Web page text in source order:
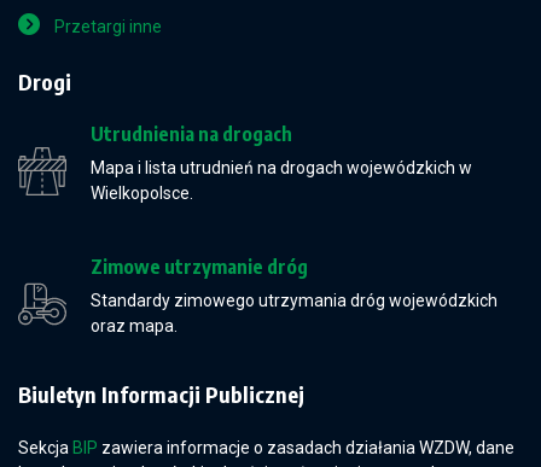
Przetargi inne
Drogi
Utrudnienia na drogach
Mapa i lista utrudnień na drogach wojewódzkich w
Wielkopolsce.
Zimowe utrzymanie dróg
Standardy zimowego utrzymania dróg wojewódzkich
oraz mapa.
Biuletyn Informacji Publicznej
Sekcja BIP zawiera informacje o zasadach działania WZDW, dane